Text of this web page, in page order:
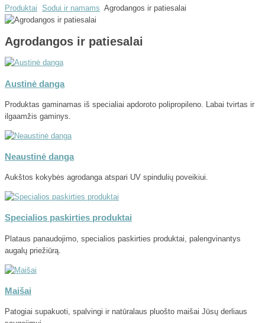
Produktai Sodui ir namams Agrodangos ir patiesalai
Agrodangos ir patiesalai
Austinė danga
Produktas gaminamas iš specialiai apdoroto polipropileno. Labai tvirtas ir
ilgaamžis gaminys.
Neaustinė danga
Aukštos kokybės agrodanga atspari UV spindulių poveikiui.
Specialios paskirties produktai
Plataus panaudojimo, specialios paskirties produktai, palengvinantys
augalų priežiūrą.
Maišai
Patogiai supakuoti, spalvingi ir natūralaus pluošto maišai Jūsų derliaus